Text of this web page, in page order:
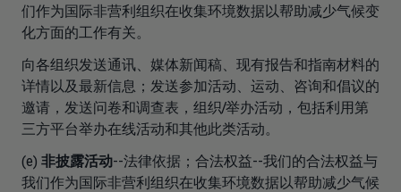
们作为国际非营利组织在收集环境数据以帮助减少气候变
化方面的工作有关。
向各组织发送通讯、媒体新闻稿、现有报告和指南材料的
详情以及最新信息；发送参加活动、运动、咨询和倡议的
邀请，发送问卷和调查表，组织/举办活动，包括利用第
三方平台举办在线活动和其他此类活动。
(e) 非披露活动--法律依据；合法权益--我们的合法权益与
我们作为国际非营利组织在收集环境数据以帮助减少气候